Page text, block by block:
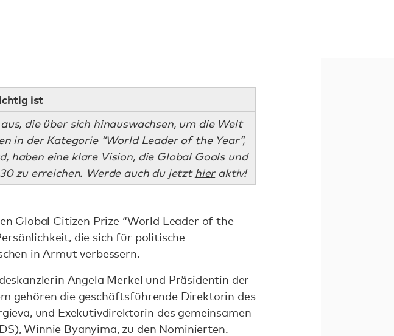
ist
die über sich hinauswachsen, um die Welt
in der Kategorie “World Leader of the Year”,
haben eine klare Vision, die Global Goals und
zu erreichen. Werde auch du jetzt hieraktiv!
Global Citizen Prize “World Leader of the
die sich für politische
in Armut verbessern.
Angela Merkel und Präsidentin der
gehören die geschäftsführende Direktorin des
und Exekutivdirektorin des gemeinsamen
Winnie Byanyima, zu den Nominierten.